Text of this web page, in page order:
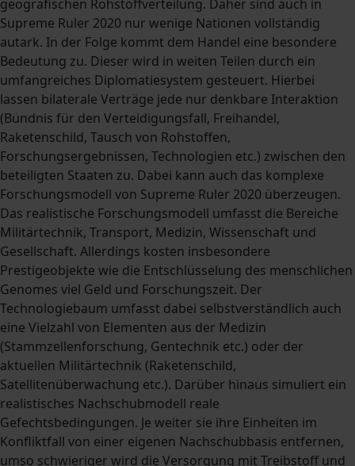
geografischen Rohstoffverteilung. Daher sind auch in
Supreme Ruler 2020 nur wenige Nationen vollständig
autark. In der Folge kommt dem Handel eine besondere
Bedeutung zu. Dieser wird in weiten Teilen durch ein
umfangreiches Diplomatiesystem gesteuert. Hierbei
lassen bilaterale Verträge jede nur denkbare Interaktion
(Bündnis für den Verteidigungsfall, Freihandel,
Raketenschild, Tausch von Rohstoffen,
Forschungsergebnissen, Technologien etc.) zwischen den
beteiligten Staaten zu. Dabei kann auch das komplexe
Forschungsmodell von Supreme Ruler 2020 überzeugen.
Das realistische Forschungsmodell umfasst die Bereiche
Militärtechnik, Transport, Medizin, Wissenschaft und
Gesellschaft. Allerdings kosten insbesondere
Prestigeobjekte wie die Entschlüsselung des menschlichen
Genomes viel Geld und Forschungszeit. Der
Technologiebaum umfasst dabei selbstverständlich auch
eine Vielzahl von Elementen aus der Medizin
(Stammzellenforschung, Gentechnik etc.) oder der
aktuellen Militärtechnik (Raketenschild,
Satellitenüberwachung etc.). Darüber hinaus simuliert ein
realistisches Nachschubmodell reale
Gefechtsbedingungen. Je weiter sie ihre Einheiten im
Konfliktfall von einer eigenen Nachschubbasis entfernen,
umso schwieriger wird die Versorgung mit Treibstoff und